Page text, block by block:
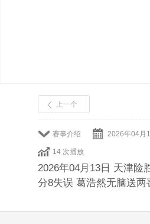
赛事介绍 2026年04月
14 次播放
上一个
2026年04月13日 天津险
分8失误 葛浩然无脑送两